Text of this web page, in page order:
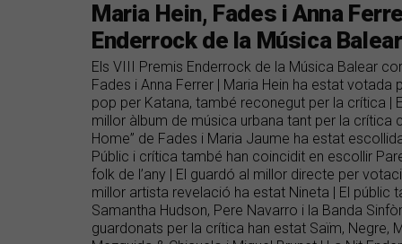
Maria Hein, Fades i Anna
Enderrock de la Música Balear
Els VIII Premis Enderrock de la Música Balear
Fades i Anna Ferrer | Maria Hein ha estat
pop per Katana, també reconegut per la crítica |
millor àlbum de música urbana tant per la crítica
Home” de Fades i Maria Jaume ha estat
Públic i crítica també han coincidit en escollir
folk de l’any | El guardó al millor directe per
millor artista revelació ha estat Nineta | El públic
Samantha Hudson, Pere Navarro i la Banda
guardonats per la crítica han estat Saïm, Negre,